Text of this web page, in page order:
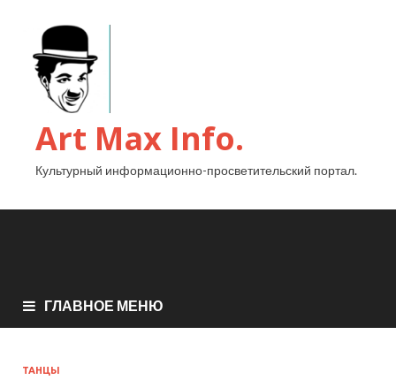
Art Max Info.
Культурный информационно-просветительский портал.
ГЛАВНОЕ МЕНЮ
ТАНЦЫ